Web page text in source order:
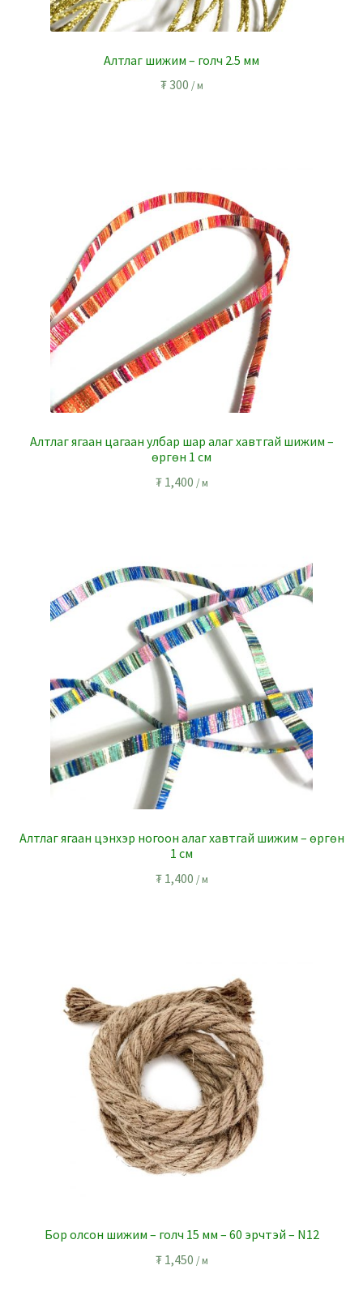
Алтлаг шижим – голч 2.5 мм
₮300 / м
Алтлаг ягаан цагаан улбар шар алаг хавтгай шижим –
өргөн 1 см
₮1,400 / м
Алтлаг ягаан цэнхэр ногоон алаг хавтгай шижим – өргөн
1 см
₮1,400 / м
Бор олсон шижим – голч 15 мм – 60 эрчтэй – N12
₮1,450 / м